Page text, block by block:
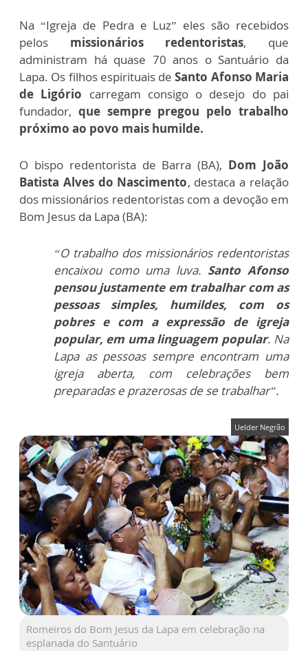
Na “Igreja de Pedra e Luz” eles são recebidos
pelos missionários redentoristas, que
administram há quase 70 anos o Santuário da
Lapa. Os filhos espirituais deSanto Afonso Maria
de Ligório carregam consigo o desejo do pai
fundador, que sempre pregou pelo trabalho
próximo ao povo mais humilde.
O bispo redentorista de Barra (BA), Dom João
Batista Alves do Nascimento, destaca a relação
dos missionários redentoristas com a devoção em
Bom Jesus da Lapa (BA):
“O trabalho dos missionários redentoristas
encaixou como uma luva. Santo Afonso
pensou justamente em trabalhar com as
pessoas simples, humildes, com os
pobres e com a expressão de igreja
popular, em uma linguagem popular. Na
Lapa as pessoas sempre encontram uma
igreja aberta, com celebrações bem
preparadas e prazerosas de se trabalhar”.
Uelder Negrão
Romeiros do Bom Jesus da Lapa em celebração na
esplanada do Santuário